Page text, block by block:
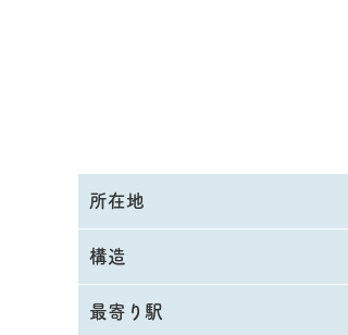
所在地
構造
最寄り駅